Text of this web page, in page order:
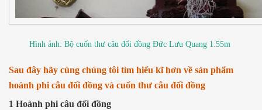
Hình ảnh: Bộ cuốn thư câu đối đồng Đức Lưu Quang 1.55m
Sau đây hãy cùng chúng tôi tìm hiểu kĩ hơn về sản phẩm
hoành phi câu đối đồng và cuốn thư câu đối đồng
1 Hoành phi câu đối đồng